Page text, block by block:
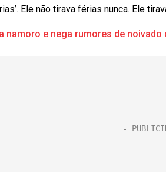
Ele não tirava férias nunca. Ele
namoro e nega rumores de